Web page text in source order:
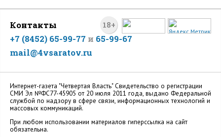
18+
Контакты
+7 (8452) 65-99-77 и 65-99-67
mail@4vsaratov.ru
Интернет-газета "Четвертая Власть" Cвидетельство о регистрации
СМИ Эл №ФС77-45905 от 20 июля 2011 года, выдано Федеральной
службой по надзору в сфере связи, информационных технологий и
массовых коммуникаций.
При любом использовании материалов гиперссылка на сайт
обязательна.